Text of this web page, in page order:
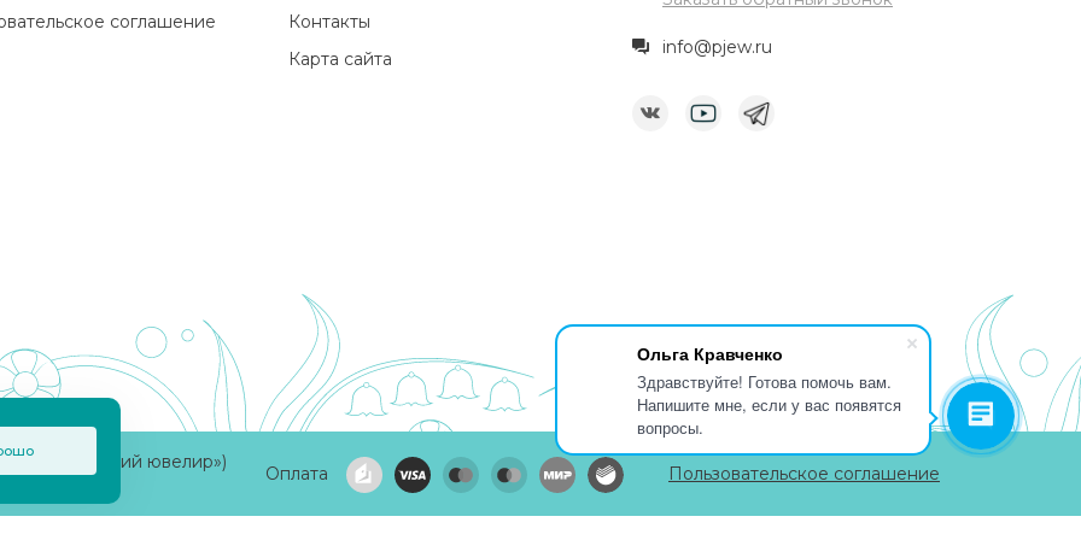
Ольга Кравченко
Здравствуйте! Готова помочь вам.
Напишите мне, если у вас появятся
вопросы.
соглашение
Контакты
Карта сайта
info@pjew.ru
ювелир»)
Оплата Пользовательское соглашение